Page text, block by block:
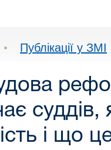
• Публікації у ЗМІ
суддів,
і що